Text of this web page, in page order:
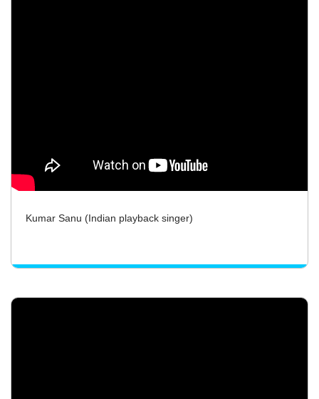
Kumar Sanu (Indian playback singer)